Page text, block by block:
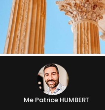
Me Patrice HUMBERT